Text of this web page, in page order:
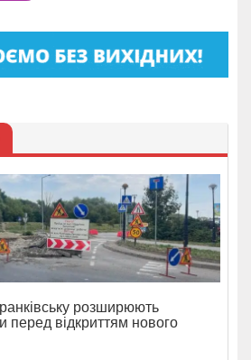
розширюють
перед відкриттям нового